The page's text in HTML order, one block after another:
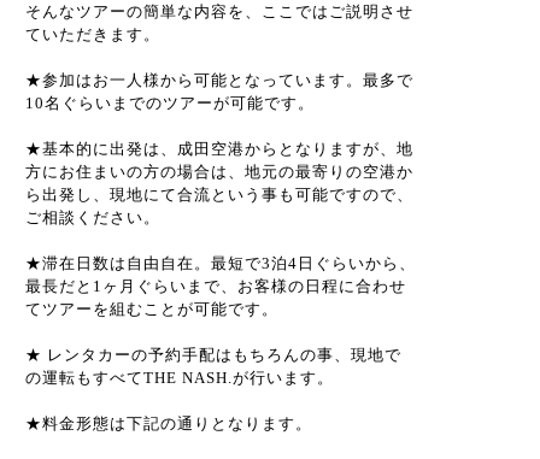
そんなツアーの簡単な内容を、ここではご説明させ
ていただきます。
★参加はお一人様から可能となっています。最多で
10名ぐらいまでのツアーが可能です。
★基本的に出発は、成田空港からとなりますが、地
方にお住まいの方の場合は、地元の最寄りの空港か
ら出発し、現地にて合流という事も可能ですので、
ご相談ください。
★滞在日数は自由自在。最短で3泊4日ぐらいから、
最長だと1ヶ月ぐらいまで、お客様の日程に合わせ
てツアーを組むことが可能です。
★ レンタカーの予約手配はもちろんの事、現地で
の運転もすべてTHE NASH.が行います。
★料金形態は下記の通りとなります。